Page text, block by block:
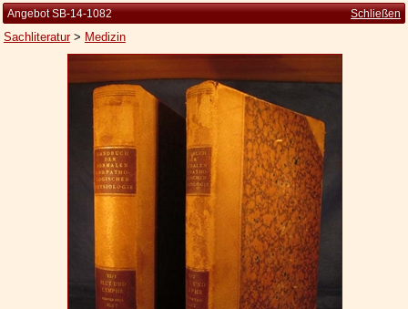
Kleine Kulturgeschichte
Die Brockhaus Auflagen
Die Meyer Auflagen
Zu den Angeboten
Angebot SB-14-1082 Schließen
Sachliteratur> Medizin